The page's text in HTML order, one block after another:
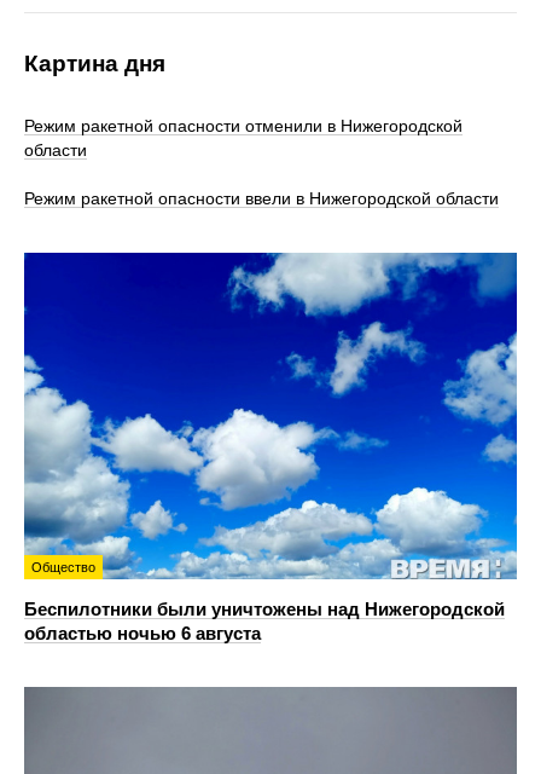
Картина дня
Режим ракетной опасности отменили в Нижегородской
области
Режим ракетной опасности ввели в Нижегородской области
Общество
Беспилотники были уничтожены над Нижегородской
областью ночью 6 августа